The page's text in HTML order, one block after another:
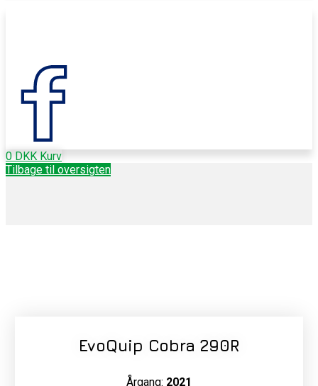
0 DKK Kurv
Tilbage til oversigten
EvoQuip Cobra 290R
Årgang: 2021